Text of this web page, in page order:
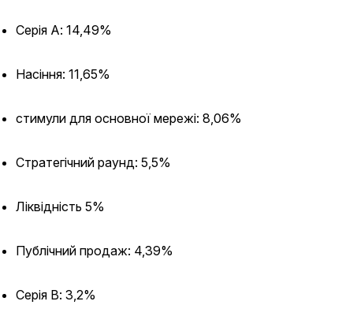
Серія A: 14,49%
Насіння: 11,65%
стимули для основної мережі: 8,06%
Стратегічний раунд: 5,5%
Ліквідність 5%
Публічний продаж: 4,39%
Серія B: 3,2%